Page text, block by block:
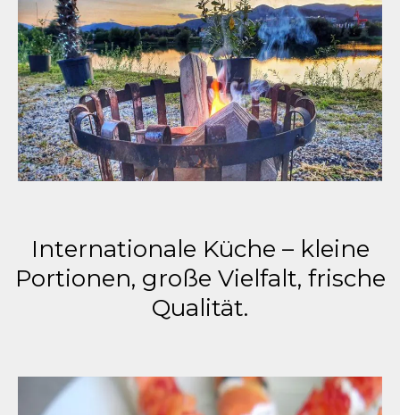
Internationale Küche – kleine
Portionen, große Vielfalt, frische
Qualität.